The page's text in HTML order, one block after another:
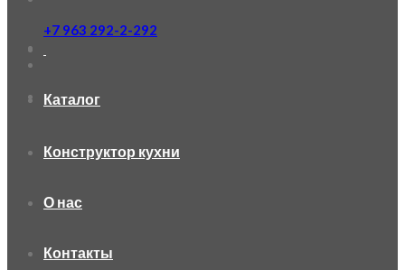
+7 963 292-2-292
Каталог
Конструктор кухни
О нас
Контакты